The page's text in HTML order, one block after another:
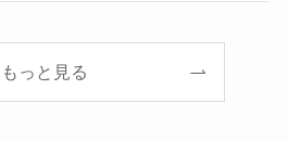
もっと見る